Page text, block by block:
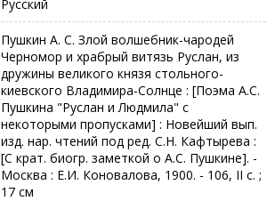
Русский
Пушкин А. С. Злой волшебник-чародей
Черномор и храбрый витязь Руслан, из
дружины великого князя стольного-
киевского Владимира-Солнце : [Поэма А.С.
Пушкина "Руслан и Людмила" с
некоторыми пропусками] : Новейший вып.
изд. нар. чтений под ред. С.Н. Кафтырева :
[С крат. биогр. заметкой о А.С. Пушкине]. -
Москва : Е.И. Коновалова, 1900. - 106, II с. ;
17 см